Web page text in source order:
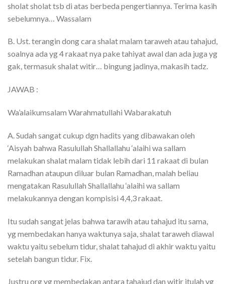
sholat sholat tsb di atas berbeda pengertiannya. Terima kasih
sebelumnya… Wassalam
B. Ust. terangin dong cara shalat malam taraweh atau tahajud,
soalnya ada yg 4 rakaat nya pake tahiyat awal dan ada juga yg
gak, termasuk shalat witir… bingung jadinya, makasih tadz.
JAWAB :
Wa’alaikumsalam Warahmatullahi Wabarakatuh
A. Sudah sangat cukup dgn hadits yang dibawakan oleh
‘Aisyah bahwa Rasulullah Shallallahu ‘alaihi wa sallam
melakukan shalat malam tidak lebih dari 11 rakaat di bulan
Ramadhan ataupun diluar bulan Ramadhan, malah beliau
mengatakan Rasulullah Shallallahu ‘alaihi wa sallam
melakukannya dengan kompisisi 4,4,3 rakaat.
Itu sudah sangat jelas bahwa tarawih atau tahajud itu sama,
yg membedakan hanya waktunya saja, shalat taraweh diawal
waktu yaitu sebelum tidur, shalat tahajud di akhir waktu yaitu
setelah bangun tidur. Fix.
Justru org yg membedakan antara tahajud dan witir itulah yg